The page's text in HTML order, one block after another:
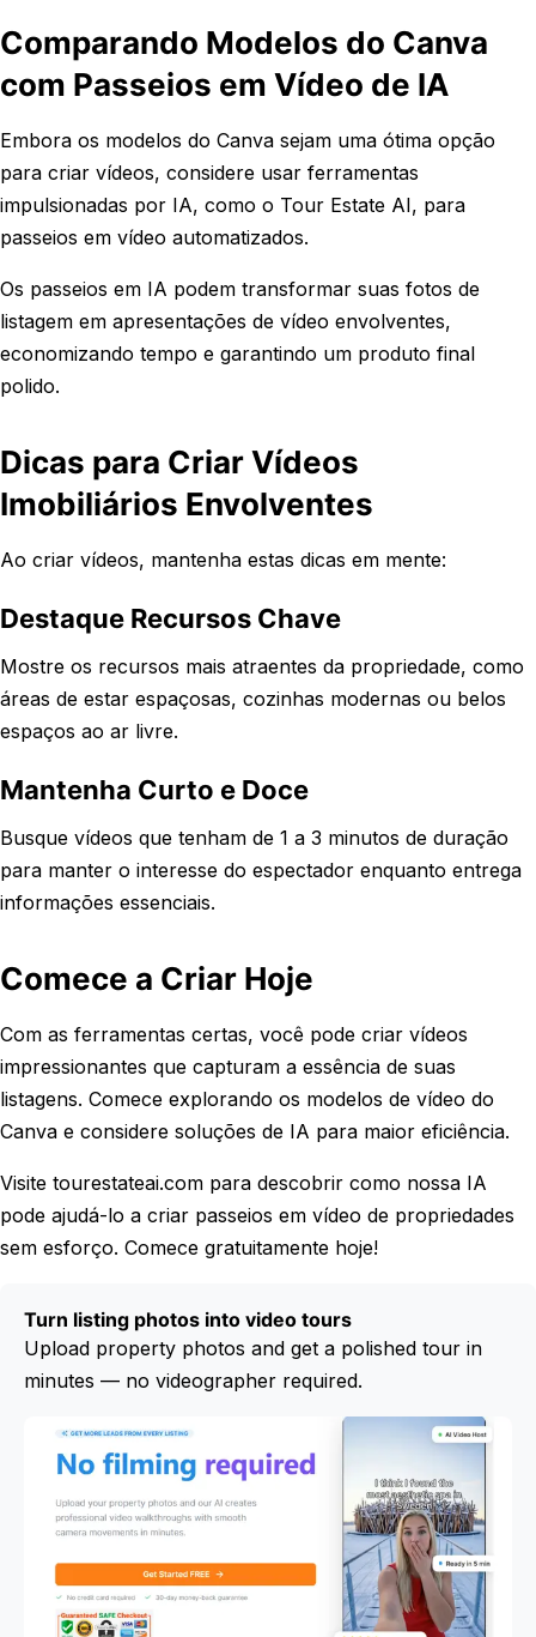
Comparando Modelos do Canva
com Passeios em Vídeo de IA
Embora os modelos do Canva sejam uma ótima opção
para criar vídeos, considere usar ferramentas
impulsionadas por IA, como o Tour Estate AI, para
passeios em vídeo automatizados.
Os passeios em IA podem transformar suas fotos de
listagem em apresentações de vídeo envolventes,
economizando tempo e garantindo um produto final
polido.
Dicas para Criar Vídeos
Imobiliários Envolventes
Ao criar vídeos, mantenha estas dicas em mente:
Destaque Recursos Chave
Mostre os recursos mais atraentes da propriedade, como
áreas de estar espaçosas, cozinhas modernas ou belos
espaços ao ar livre.
Mantenha Curto e Doce
Busque vídeos que tenham de 1 a 3 minutos de duração
para manter o interesse do espectador enquanto entrega
informações essenciais.
Comece a Criar Hoje
Com as ferramentas certas, você pode criar vídeos
impressionantes que capturam a essência de suas
listagens. Comece explorando os modelos de vídeo do
Canva e considere soluções de IA para maior eficiência.
Visite tourestateai.com para descobrir como nossa IA
pode ajudá-lo a criar passeios em vídeo de propriedades
sem esforço. Comece gratuitamente hoje!
Turn listing photos into video tours
Upload property photos and get a polished tour in
minutes — no videographer required.